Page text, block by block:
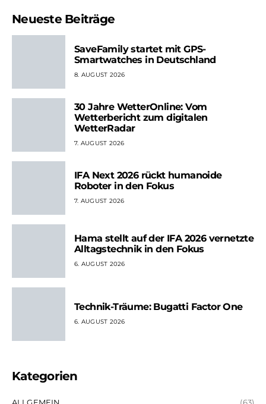
Neueste Beiträge
SaveFamily startet mit GPS-
Smartwatches in Deutschland
8. AUGUST 2026
30 Jahre WetterOnline: Vom
Wetterbericht zum digitalen
WetterRadar
7. AUGUST 2026
IFA Next 2026 rückt humanoide
Roboter in den Fokus
7. AUGUST 2026
Hama stellt auf der IFA 2026 vernetzte
Alltagstechnik in den Fokus
6. AUGUST 2026
Technik-Träume: Bugatti Factor One
6. AUGUST 2026
Kategorien
ALLGEMEIN (63)